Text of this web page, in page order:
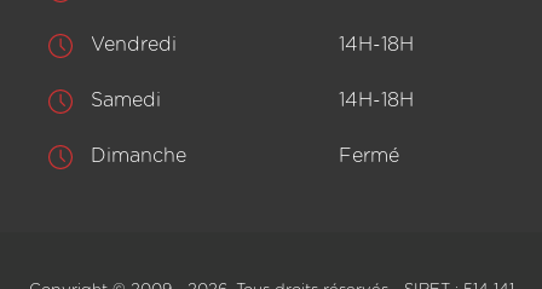
Vendredi 14H-18H
Samedi 14H-18H
Dimanche Fermé